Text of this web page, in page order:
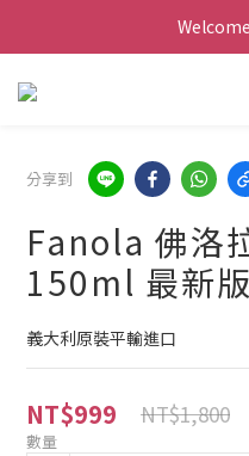
分享到
Fanola 佛洛
150ml 最新版
義大利原裝平輸進口
NT$999 NT$1,800
數量